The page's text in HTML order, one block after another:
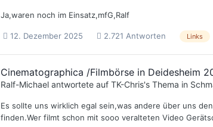
Ja,waren noch im Einsatz,mfG,Ralf
12. Dezember 2025 2.721 Antworten Links
Cinematographica /Filmbörse in Deidesheim
Ralf-Michael antwortete auf TK-Chris's Thema in
Es sollte uns wirklich egal sein,was andere über uns
finden.Wer filmt schon mit sooo veralteten Video